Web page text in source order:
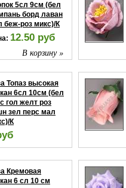
5сл 9см (бел
борд лаван
беж-роз микс)/К
12.50 руб
В корзину »
Топаз высокая
6сл 10см (бел
гол желт роз
зел перс мал
К
В корзину »
Кремовая
6 сл 10 см